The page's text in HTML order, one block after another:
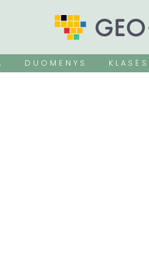
D U O M E N Y S K L A S Ė S